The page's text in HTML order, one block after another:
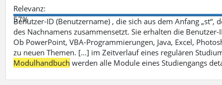
Relevanz:
57%
Benutzer-ID (Benutzername) , die sich aus dem Anfang „st“,
des Nachnamens zusammensetzt. Sie erhalten die
Ob PowerPoint, VBA-Programmierungen, Java, Excel,
zu neuen Themen. [...] im Zeitverlauf eines regulären
Modulhandbuch werden alle Module eines Studiengangs